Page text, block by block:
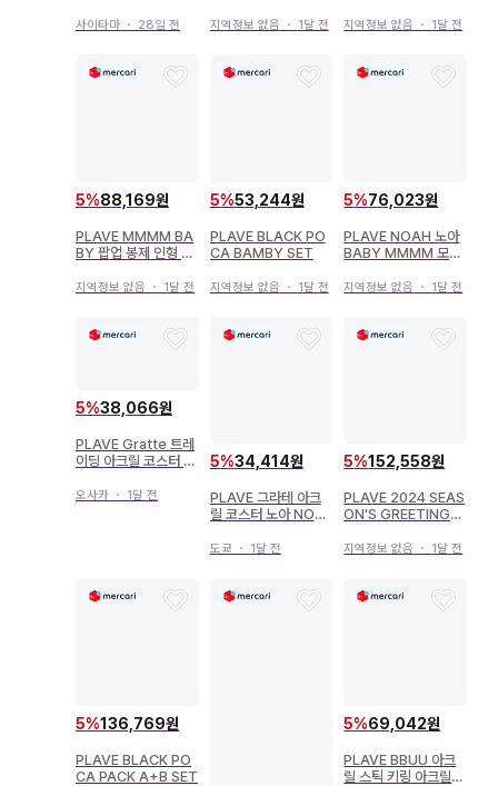
사이타마 ・ 28일 전 지역정보 없음 ・ 1달 전 지역정보 없음 ・ 1달 전
5%88,169원
PLAVE MMMM BA
BY 팝업 봉제 인형 메
지역정보 없음 ・ 1달 전
5%53,244원
PLAVE BLACK PO
CA BAMBY SET
지역정보 없음 ・ 1달 전
5%76,023원
PLAVE NOAH 노아
BABY MMMM 모아
지역정보 없음 ・ 1달 전
5%38,066원
PLAVE Gratte 트레
이딩 아크릴 코스터 E
오사카 ・ 1달 전
5%34,414원
PLAVE 그라테 아크
릴 코스터 노아 NOA
도쿄 ・ 1달 전
5%152,558원
PLAVE 2024 SEAS
ON'S GREETINGS
지역정보 없음 ・ 1달 전
5%136,769원
PLAVE BLACK PO
CA PACK A+B SET
5%69,042원
PLAVE BBUU 아크
릴 스틱 키링 아크릴